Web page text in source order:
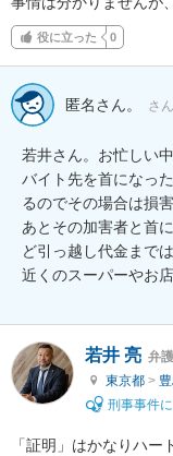
役に立った 0
匿名さん。 さん
若井さん。お忙しい
バイト先を首になっ
るのでその場合は損
あとその加害者と首
ど引っ越し代金まで
近くのスーパーやお
若井 亮 弁
東京都 >
刑事事件
「証明」はかなりハ